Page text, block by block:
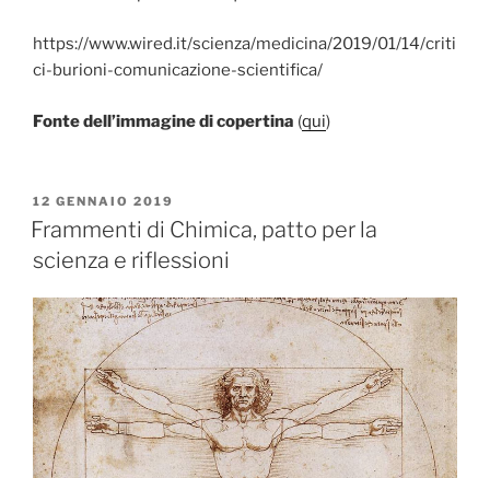
https://www.wired.it/scienza/medicina/2019/01/14/criti
ci-burioni-comunicazione-scientifica/
Fontedell’immaginedicopertina (qui)
PUBBLICATO
IL
12 GENNAIO 2019
Frammenti di Chimica, patto per la
scienza e riflessioni